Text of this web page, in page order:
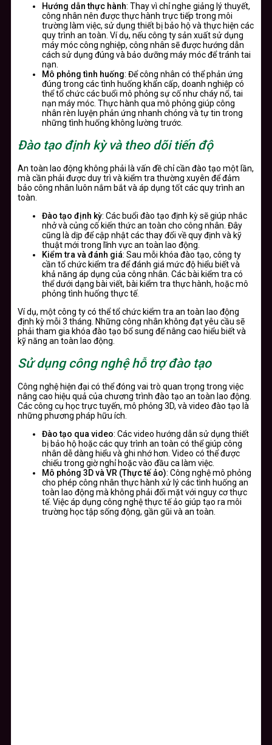
Hướng dẫn thực hành: Thay vì chỉ nghe giảng lý thuyết,
công nhân nên được thực hành trực tiếp trong môi
trường làm việc, sử dụng thiết bị bảo hộ và thực hiện các
quy trình an toàn. Ví dụ, nếu công ty sản xuất sử dụng
máy móc công nghiệp, công nhân sẽ được hướng dẫn
cách sử dụng đúng và bảo dưỡng máy móc để tránh tai
nạn.
Mô phỏng tình huống: Để công nhân có thể phản ứng
đúng trong các tình huống khẩn cấp, doanh nghiệp có
thể tổ chức các buổi mô phỏng sự cố như cháy nổ, tai
nạn máy móc. Thực hành qua mô phỏng giúp công
nhân rèn luyện phản ứng nhanh chóng và tự tin trong
những tình huống không lường trước.
Đào tạo định kỳ và theo dõi tiến độ
An toàn lao động không phải là vấn đề chỉ cần đào tạo một lần,
mà cần phải được duy trì và kiểm tra thường xuyên để đảm
bảo công nhân luôn nắm bắt và áp dụng tốt các quy trình an
toàn.
Đào tạo định kỳ: Các buổi đào tạo định kỳ sẽ giúp nhắc
nhở và củng cố kiến thức an toàn cho công nhân. Đây
cũng là dịp để cập nhật các thay đổi về quy định và kỹ
thuật mới trong lĩnh vực an toàn lao động.
Kiểm tra và đánh giá: Sau mỗi khóa đào tạo, công ty
cần tổ chức kiểm tra để đánh giá mức độ hiểu biết và
khả năng áp dụng của công nhân. Các bài kiểm tra có
thể dưới dạng bài viết, bài kiểm tra thực hành, hoặc mô
phỏng tình huống thực tế.
Ví dụ, một công ty có thể tổ chức kiểm tra an toàn lao động
định kỳ mỗi 3 tháng. Những công nhân không đạt yêu cầu sẽ
phải tham gia khóa đào tạo bổ sung để nâng cao hiểu biết và
kỹ năng an toàn lao động.
Sử dụng công nghệ hỗ trợ đào tạo
Công nghệ hiện đại có thể đóng vai trò quan trọng trong việc
nâng cao hiệu quả của chương trình đào tạo an toàn lao động.
Các công cụ học trực tuyến, mô phỏng 3D, và video đào tạo là
những phương pháp hữu ích.
Đào tạo qua video: Các video hướng dẫn sử dụng thiết
bị bảo hộ hoặc các quy trình an toàn có thể giúp công
nhân dễ dàng hiểu và ghi nhớ hơn. Video có thể được
chiếu trong giờ nghỉ hoặc vào đầu ca làm việc.
Mô phỏng 3D và VR (Thực tế ảo): Công nghệ mô phỏng
cho phép công nhân thực hành xử lý các tình huống an
toàn lao động mà không phải đối mặt với nguy cơ thực
tế. Việc áp dụng công nghệ thực tế ảo giúp tạo ra môi
trường học tập sống động, gần gũi và an toàn.